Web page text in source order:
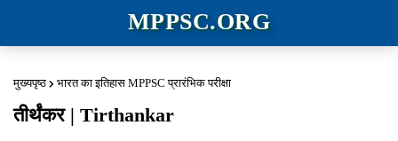
MPPSC.ORG
मुख्यपृष्ठ भारत का इतिहास MPPSC प्रारंभिक परीक्षा
तीर्थंकर | Tirthankar